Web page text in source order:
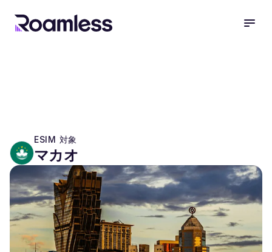
ESIM 対象
マカオ